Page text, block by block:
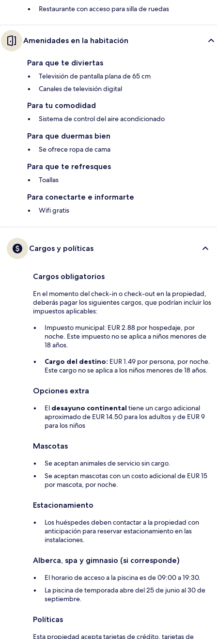
Restaurante con acceso para silla de ruedas
Amenidades en la habitación
Para que te diviertas
Televisión de pantalla plana de 65 cm
Canales de televisión digital
Para tu comodidad
Sistema de control del aire acondicionado
Para que duermas bien
Se ofrece ropa de cama
Para que te refresques
Toallas
Para conectarte e informarte
Wifi gratis
Cargos y políticas
Cargos obligatorios
En el momento del check-in o check-out en la propiedad,
deberás pagar los siguientes cargos, que podrían incluir los
impuestos aplicables:
Impuesto municipal: EUR 2.88 por hospedaje, por
noche. Este impuesto no se aplica a niños menores de
18 años.
Cargo del destino: EUR 1.49 por persona, por noche.
Este cargo no se aplica a los niños menores de 18 años.
Opciones extra
El desayuno continental tiene un cargo adicional
aproximado de EUR 14.50 para los adultos y de EUR 9
para los niños
Mascotas
Se aceptan animales de servicio sin cargo.
Se aceptan mascotas con un costo adicional de EUR 15
por mascota, por noche.
Estacionamiento
Los huéspedes deben contactar a la propiedad con
anticipación para reservar estacionamiento en las
instalaciones.
Alberca, spa y gimnasio (si corresponde)
El horario de acceso a la piscina es de 09:00 a 19:30.
La piscina de temporada abre del 25 de junio al 30 de
septiembre.
Políticas
Esta propiedad acepta tarjetas de crédito, tarjetas de